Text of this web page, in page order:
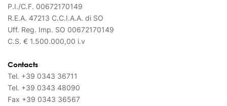
P.I./C.F. 00672170149
R.E.A. 47213 C.C.I.A.A. di SO
Uff. Reg. Imp. SO 00672170149
C.S. € 1.500.000,00 i.v
Contacts
Tel. +39 0343 36711
Tel. +39 0343 48090
Fax +39 0343 36567